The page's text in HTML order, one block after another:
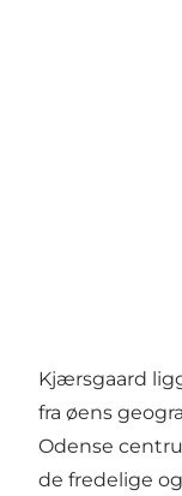
Kjærsgaard
fra øens
Odense
de fredelige